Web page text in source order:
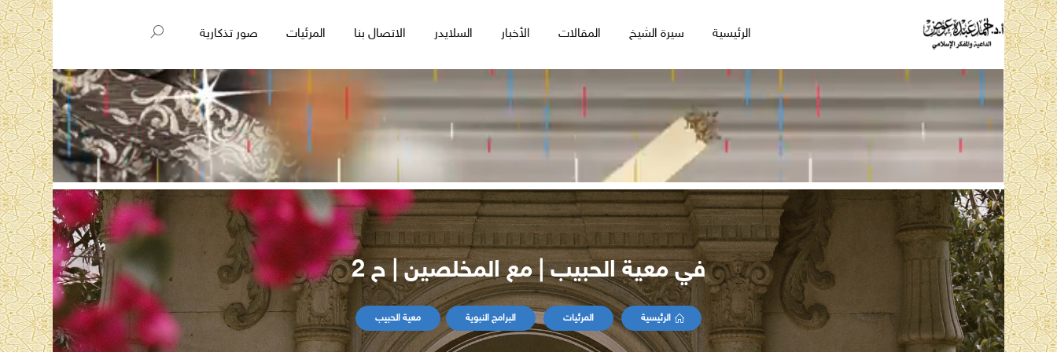
الرئيسية سيرة الشيخ المقالات الأخبار السلايدر الاتصال بنا المرئيات صور تذكارية
في معية الحبيب | مع المخلصين | ح 2
الرئيسية المرئيات البرامج النبوية معية الحبيب